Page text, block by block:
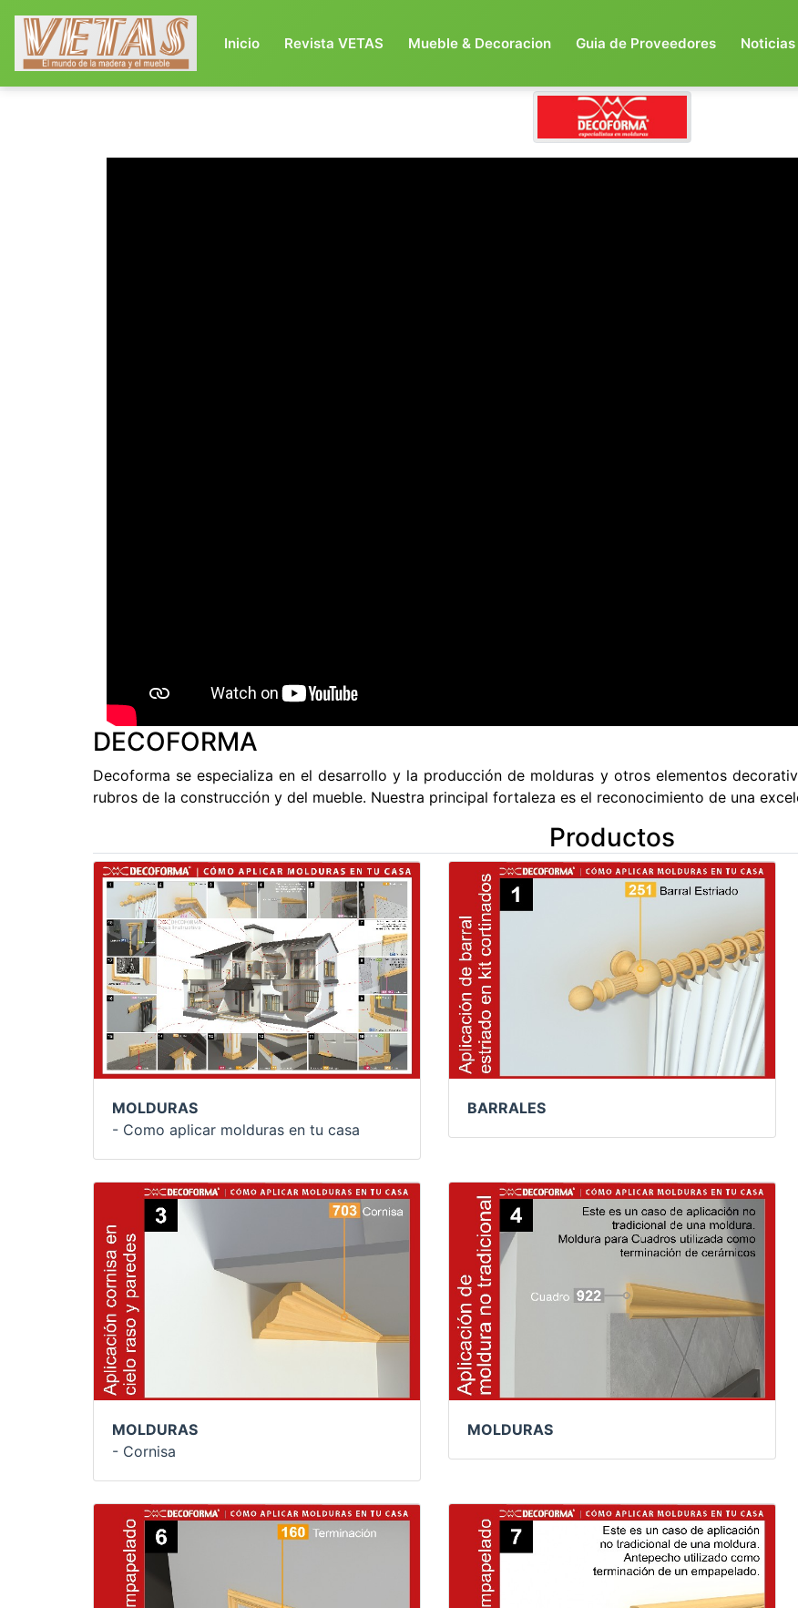
Inicio(current)
Revista VETAS Mueble & Decoracion Guia de Proveedores Noticias
DECOFORMA
Decoforma se especializa en el desarrollo y la producción de molduras y otros elementos
rubros de la construcción y del mueble. Nuestra principal fortaleza es el reconocimiento de una
Productos
MOLDURAS
- Como aplicar molduras en tu casa
BARRALES
MOLDURAS
- Cornisa
MOLDURAS